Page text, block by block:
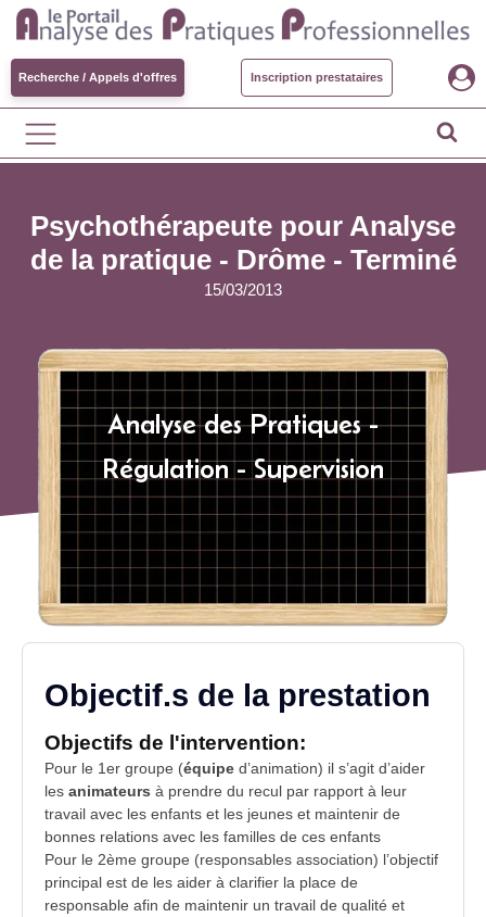
Recherche / Appels d'offres Inscription prestataires
Psychothérapeute pour Analyse
de la pratique - Drôme - Terminé
15/03/2013
Analyse des Pratiques -
Régulation - Supervision
Objectif.s de la prestation
Objectifs de l'intervention:
Pour le 1er groupe (équipe d’animation) il s’agit d’aider
les animateurs à prendre du recul par rapport à leur
travail avec les enfants et les jeunes et maintenir de
bonnes relations avec les familles de ces enfants
Pour le 2ème groupe (responsables association) l’objectif
principal est de les aider à clarifier la place de
responsable afin de maintenir un travail de qualité et